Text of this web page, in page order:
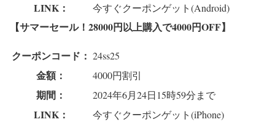
LINK： 今すぐクーポンゲット(Android)
【サマーセール！28000円以上購入で4000円OFF】
クーポンコード： 24ss25
金額： 4000円割引
期間： 2024年6月24日15時59分まで
LINK： 今すぐクーポンゲット(iPhone)